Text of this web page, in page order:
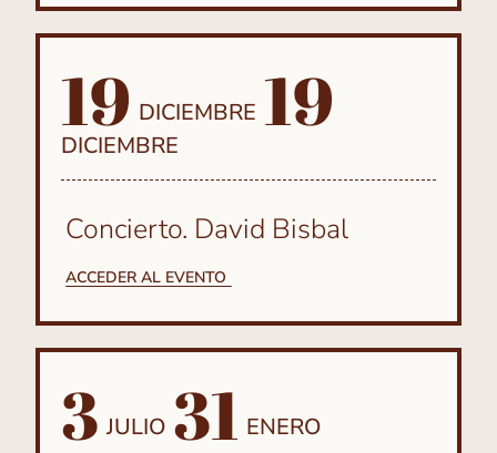
19 DICIEMBRE 19
DICIEMBRE
Concierto. David Bisbal
ACCEDER AL EVENTO
3 JULIO 31 ENERO